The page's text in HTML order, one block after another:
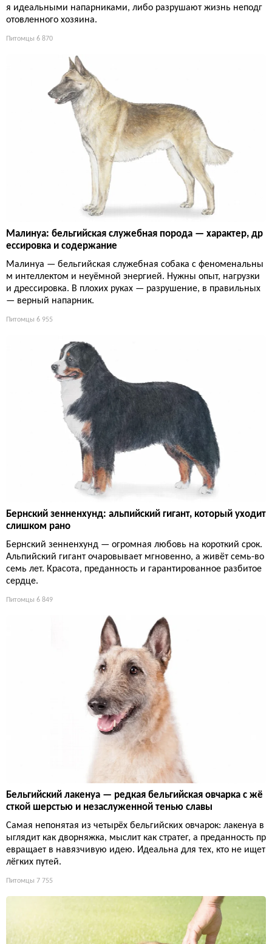
я идеальными напарниками, либо разрушают жизнь неподг
отовленного хозяина.
Питомцы 6 870
Малинуа: бельгийская служебная порода — характер, др
ессировка и содержание
Малинуа — бельгийская служебная собака с феноменальны
м интеллектом и неуёмной энергией. Нужны опыт, нагрузки
и дрессировка. В плохих руках — разрушение, в правильных
— верный напарник.
Питомцы 6 955
Бернский зенненхунд: альпийский гигант, который уходит
слишком рано
Бернский зенненхунд — огромная любовь на короткий срок.
Альпийский гигант очаровывает мгновенно, а живёт семь-во
семь лет. Красота, преданность и гарантированное разбитое
сердце.
Питомцы 6 849
Бельгийский лакенуа — редкая бельгийская овчарка с жё
сткой шерстью и незаслуженной тенью славы
Самая непонятая из четырёх бельгийских овчарок: лакенуа в
ыглядит как дворняжка, мыслит как стратег, а преданность пр
евращает в навязчивую идею. Идеальна для тех, кто не ищет
лёгких путей.
Питомцы 7 755